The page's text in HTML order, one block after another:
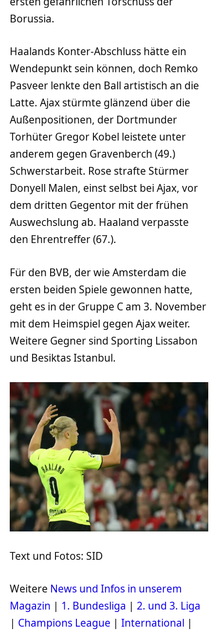
Borussia.
Haalands Konter-Abschluss hätte ein
Wendepunkt sein können, doch Remko
Pasveer lenkte den Ball artistisch an die
Latte. Ajax stürmte glänzend über die
Außenpositionen, der Dortmunder
Torhüter Gregor Kobel leistete unter
anderem gegen Gravenberch (49.)
Schwerstarbeit. Rose strafte Stürmer
Donyell Malen, einst selbst bei Ajax, vor
dem dritten Gegentor mit der frühen
Auswechslung ab. Haaland verpasste
den Ehrentreffer (67.).
Für den BVB, der wie Amsterdam die
ersten beiden Spiele gewonnen hatte,
geht es in der Gruppe C am 3. November
mit dem Heimspiel gegen Ajax weiter.
Weitere Gegner sind Sporting Lissabon
und Besiktas Istanbul.
Text und Fotos: SID
Weitere News und Infos in unserem
Magazin | 1. Bundesliga | 2. und 3. Liga
| Champions League | International |